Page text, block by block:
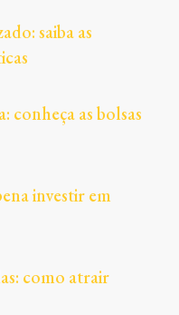
saiba as
conheça as bolsas
investir em
como atrair